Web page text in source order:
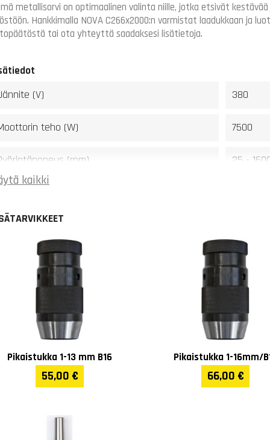
metallisorvi on optimaalinen valinta niille, jotka etsivät
Hankkimalla NOVA C266x2000:n varmistat laadukkaan ja
tai ota yhteyttä saadaksesi lisätietoja.
(V) 380
teho (W) 7500
(rpm) 25 -
halkaisija kappaleelle (mm)
johdepalan koko (mm) 250 mm
halkaisija ilman johdepalaa (mm) 900
halkaisija kelkan päällä (mm) 440
läpivienti (mm) 105
max paksuus (mm) 25
kaikki
Pikaistukka 1-13 mm B16
55,00 €
Pikaistukka 1-16mm/
66,00 €